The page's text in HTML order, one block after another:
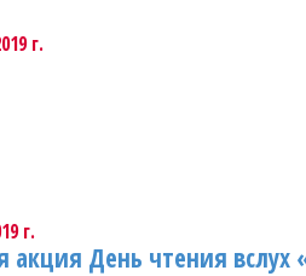
г.
г.
акция День чтения